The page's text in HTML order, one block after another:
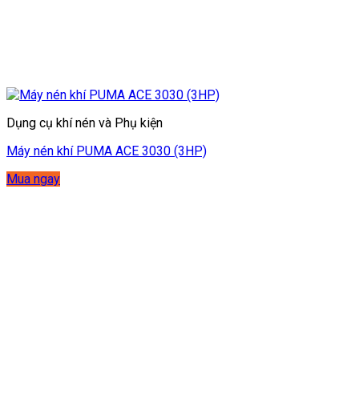
Dụng cụ khí nén và Phụ kiện
Máy nén khí PUMA ACE 3030 (3HP)
Mua ngay